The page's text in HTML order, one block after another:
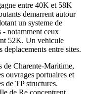
entre 40K et 58K
demarrent autour
un systeme de
- notamment ceux
52K. Un vehicule
deplacements entre sites.
de Charente-Maritime,
ouvrages portuaires et
de TP structures.
de Re concentrent